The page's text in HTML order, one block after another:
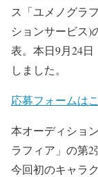
ス「ユメノグラ
ションサービス)
表。本日9月24
しました。
応募フォームは
本オーディショ
ラフィア」の第2
今回初のキャラ